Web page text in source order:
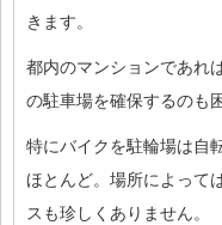
きます。
都内のマンションであれ
の駐車場を確保するのも
特にバイクを駐輪場は自
ほとんど。場所によって
スも珍しくありません。